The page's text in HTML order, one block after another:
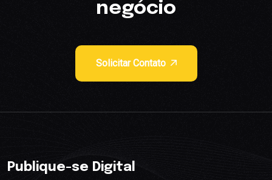
negócio
Solicitar Contato
Publique-se Digital